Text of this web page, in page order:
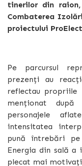
tinerilor din
Combaterea
proiectului
Pe parcursul
prezenți au
reflectau
menționat
personajele
intensitatea
pună întrebări
Energia din sală
plecat mai